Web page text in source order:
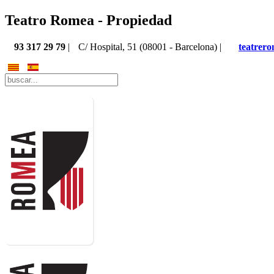
Teatro Romea - Propiedad
93 317 29 79 | C/ Hospital, 51 (08001 - Barcelona) |